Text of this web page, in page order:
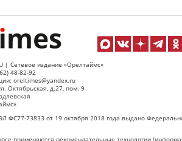
| Сетевое издание «Орелтаймс»
48-82-92
oreltimes@yandex.ru
Октябрьская, д.27, пом. 9
ФС77-73833 от 19 октября 2018 года выдано